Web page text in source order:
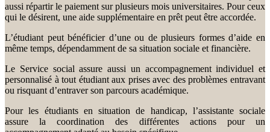
aussi répartir le paiement sur plusieurs mois universitaires. Pour ceux
qui le désirent, une aide supplémentaire en prêt peut être accordée.
L’étudiant peut bénéficier d’une ou de plusieurs formes d’aide en
même temps, dépendamment de sa situation sociale et financière.
Le Service social assure aussi un accompagnement individuel et
personnalisé à tout étudiant aux prises avec des problèmes entravant
ou risquant d’entraver son parcours académique.
Pour les étudiants en situation de handicap, l’assistante sociale
assure la coordination des différentes actions pour un